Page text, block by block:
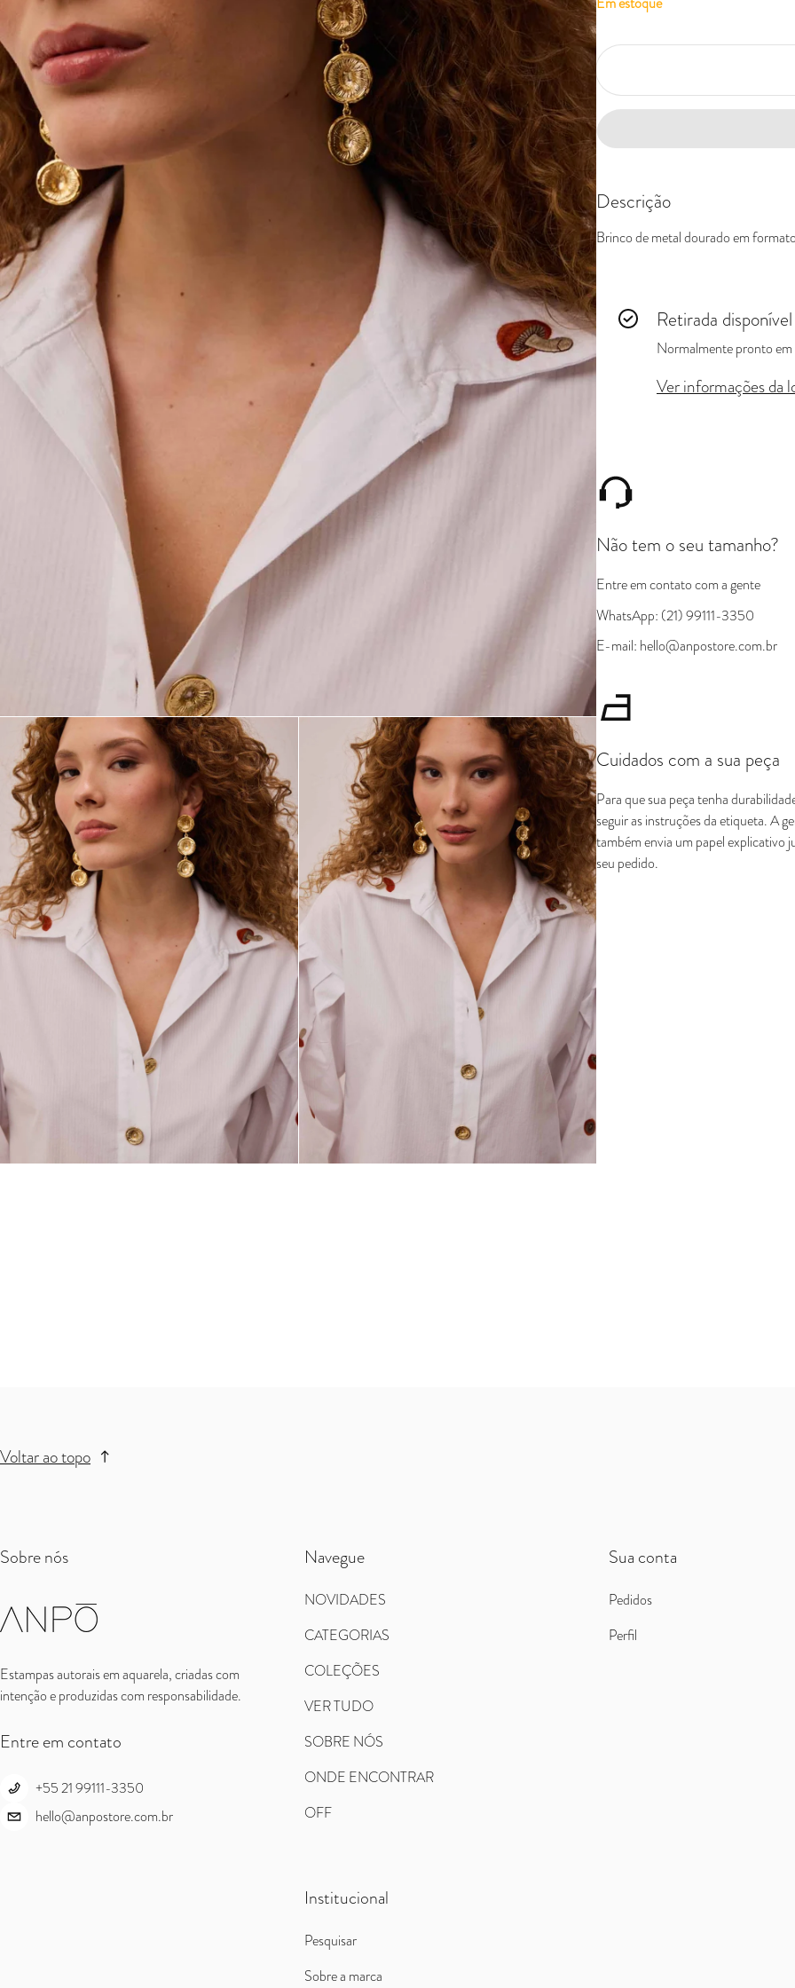
Descrição
Brinco de metal dourado em
Retirada
Normalmente pronto
Ver informações da
Não tem o seu tamanho?
Entre em contato com a gente
WhatsApp: (21) 99111-3350
E-mail: hello@anpostore.com.br
Cuidados com a sua peça
Para que sua peça tenha
seguir as instruções da etiqueta. A
também envia um papel explicativo
seu pedido.
Voltar ao topo
Sobre nós
Estampas autorais em aquarela, criadas com
intenção e produzidas com responsabilidade.
Entre em contato
+55 21 99111-3350
hello@anpostore.com.br
Navegue
NOVIDADES
CATEGORIAS
COLEÇÕES
VER TUDO
SOBRE NÓS
ONDE ENCONTRAR
OFF
Sua conta
Pedidos
Perfil
Institucional
Pesquisar
Sobre a marca